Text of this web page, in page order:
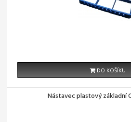
DO KOŠÍKU
Nástavec plastový základní